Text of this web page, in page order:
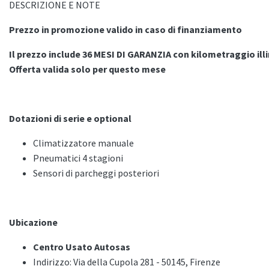
DESCRIZIONE E NOTE
Prezzo in promozione valido in caso di finanziamento
Il prezzo include 36 MESI DI GARANZIA con kilometraggio
Offerta valida solo per questo mese
Dotazioni di serie e optional
Climatizzatore manuale
Pneumatici 4 stagioni
Sensori di parcheggi posteriori
Ubicazione
Centro Usato Autosas
Indirizzo: Via della Cupola 281 - 50145, Firenze